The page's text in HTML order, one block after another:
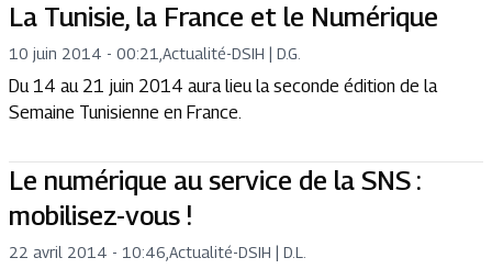
La Tunisie, la France et le Numérique
10 juin 2014 - 00:21 Actualité-DSIH | D.G.
Du 14 au 21 juin 2014 aura lieu la seconde édition de la
Semaine Tunisienne en France.
Le numérique au service de la SNS :
mobilisez-vous !
22 avril 2014 - 10:46 Actualité-DSIH | D.L.